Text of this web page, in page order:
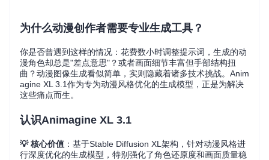
为什么动漫创作者需要专业生成工具？
你是否曾遇到这样的情况：花费数小时调整提示词，生成的动
漫角色却总是"差点意思"？或者画面细节丰富但手部结构扭
曲？动漫图像生成看似简单，实则隐藏着诸多技术挑战。Anim
agine XL 3.1作为专为动漫风格优化的生成模型，正是为解决
这些痛点而生。
认识Animagine XL 3.1
💡 核心价值 ：基于Stable Diffusion XL架构，针对动漫风格进
行深度优化的生成模型，特别强化了角色还原度和画面质量稳